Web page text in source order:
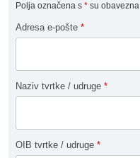
Polja označena s * su obavezna
Adresa e-pošte *
Naziv tvrtke / udruge *
OIB tvrtke / udruge *